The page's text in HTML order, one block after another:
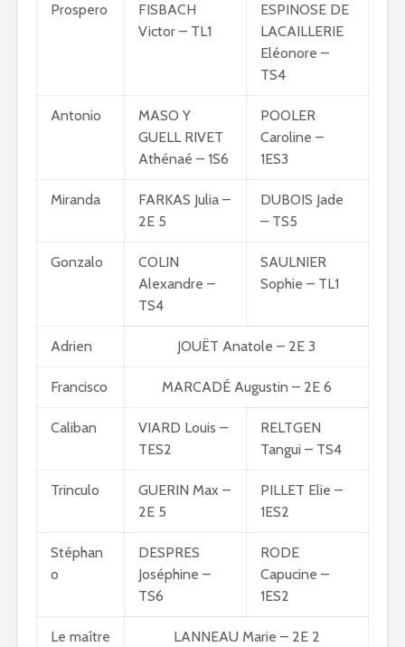
Prospero
FISBACH
Victor – TL1
ESPINOSE DE
LACAILLERIE
Eléonore –
TS4
Antonio
MASO Y
GUELL RIVET
Athénaé – 1S6
POOLER
Caroline –
1ES3
Miranda
FARKAS Julia –
2E 5
DUBOIS Jade
– TS5
Gonzalo
COLIN
Alexandre –
TS4
SAULNIER
Sophie – TL1
Adrien JOUËT Anatole – 2E 3
Francisco MARCADÉ Augustin – 2E 6
Caliban
VIARD Louis –
TES2
RELTGEN
Tangui – TS4
Trinculo
GUERIN Max –
2E 5
PILLET Elie –
1ES2
Stéphan
o
DESPRES
Joséphine –
TS6
RODE
Capucine –
1ES2
Le maître
LANNEAU Marie – 2E 2